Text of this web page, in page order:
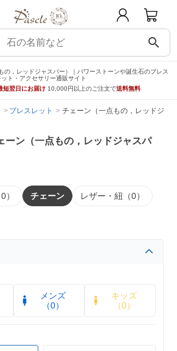
search
の，レッドジャスパー）｜パワーストーンや誕生石のブレス
ット・アクセサリー通販サイト
短翌日にお届け 10,000円以上のご注文で送料無料
ブレスレット チェーン（一点もの，レッドジャ
ーン（一点もの，レッドジャスパ
） チェーン レザー・紐（0）
メンズ
（0）
キッズ
（0）